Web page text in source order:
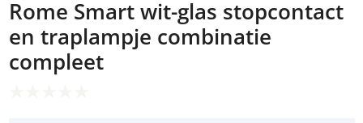
Rome Smart wit-glas stopcontact
en traplampje combinatie
compleet